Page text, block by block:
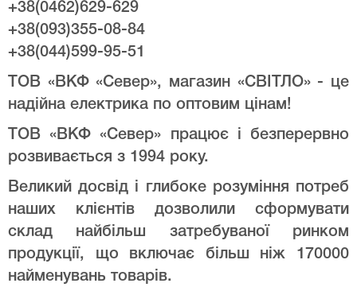
+38(0462)629-629
+38(093)355-08-84
+38(044)599-95-51
ТОВ «ВКФ «Север», магазин «СВІТЛО» - це
надійна електрика по оптовим цінам!
ТОВ «ВКФ «Север» працює і безперервно
розвивається з 1994 року.
Великий досвід і глибоке розуміння потреб
наших клієнтів дозволили сформувати
склад найбільш затребуваної ринком
продукції, що включає більш ніж 170000
найменувань товарів.